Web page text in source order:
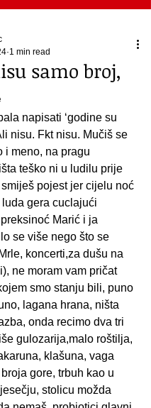
samo broj,
1 min read
napisati ‘godine su
nisu. Fkt nisu. Mučiš se
i meno, na pragu
teško ni u ludilu prije
pojest jer cijelu noć
gera cuclajući
Marić i ja
se više nego što se
koncerti,za dušu na
ne moram vam pričat
smo stanju bili, puno
lagana hrana, ništa
onda recimo dva tri
gulozarija,malo roštilja,
klašuna, vaga
gore, trbuh kao u
stolicu možda